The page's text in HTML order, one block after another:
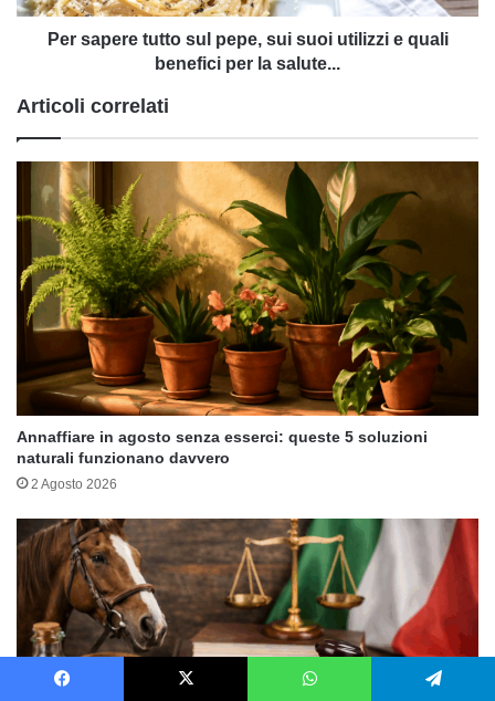
e
la
Per sapere tutto sul pepe, sui suoi utilizzi e quali
benefici per la salute...
Articoli correlati
Annaffiare in agosto senza esserci: queste 5 soluzioni
naturali funzionano davvero
2 Agosto 2026